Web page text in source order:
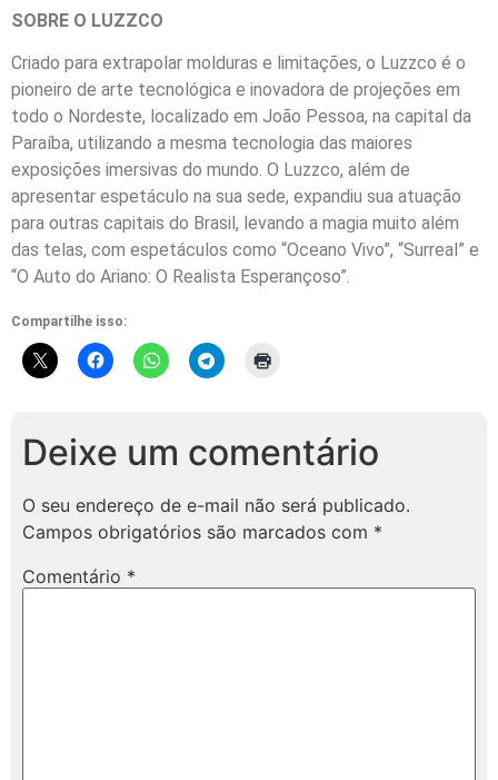
SOBRE O LUZZCO
Criado para extrapolar molduras e limitações, o Luzzco é o
pioneiro de arte tecnológica e inovadora de projeções em
todo o Nordeste, localizado em João Pessoa, na capital da
Paraíba, utilizando a mesma tecnologia das maiores
exposições imersivas do mundo. O Luzzco, além de
apresentar espetáculo na sua sede, expandiu sua atuação
para outras capitais do Brasil, levando a magia muito além
das telas, com espetáculos como “Oceano Vivo”, “Surreal” e
“O Auto do Ariano: O Realista Esperançoso”.
Compartilhe isso:
Deixe um comentário
O seu endereço de e-mail não será publicado.
Campos obrigatórios são marcados com *
Comentário *